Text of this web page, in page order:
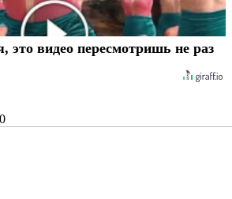
это видео пересмотришь не раз
0